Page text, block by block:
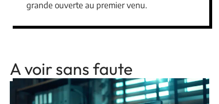
grande ouverte au premier venu.
A voir sans faute